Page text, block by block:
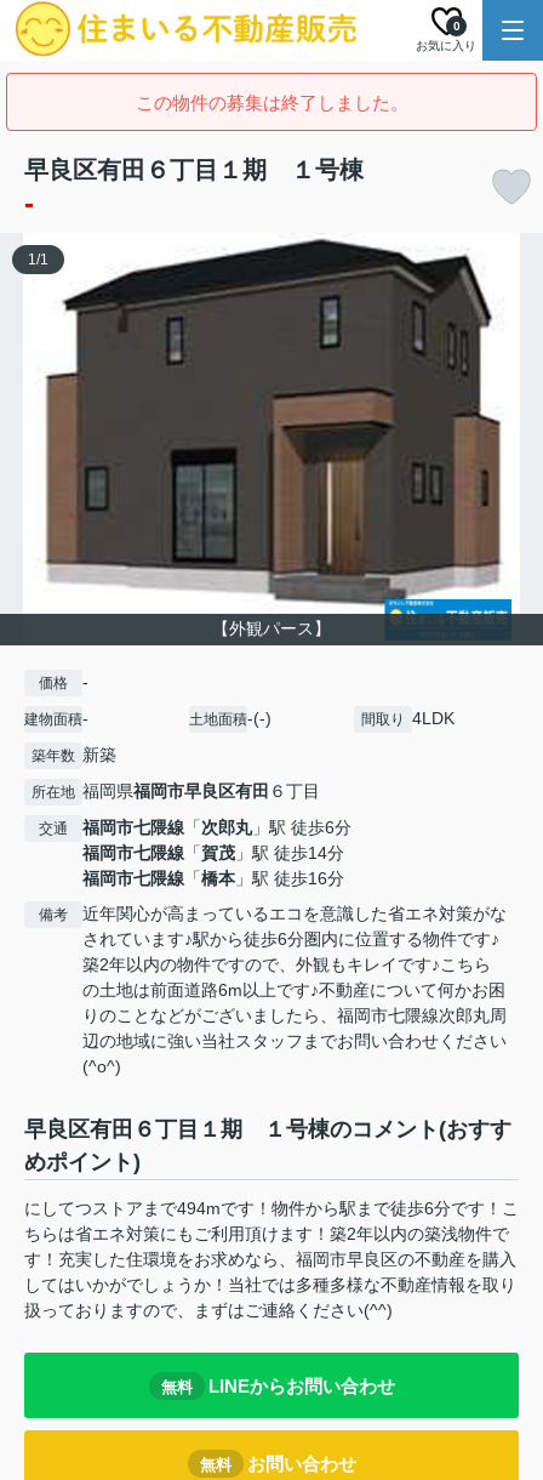
お気に入り
0
この物件の募集は終了しました。
早良区有田６丁目１期 １号棟
-
【外観パース】
1/1
価格 -
建物面積- 土地面積-(-) 間取り 4LDK
築年数 新築
所在地 福岡県福岡市早良区有田 ６丁目
交通 福岡市七隈線 「次郎丸」駅 徒歩6分
福岡市七隈線 「賀茂 」駅 徒歩14分
福岡市七隈線 「橋本 」駅 徒歩16分
備考
近年関心が高まっているエコを意識した省エネ対策がな
されています♪駅から徒歩6分圏内に位置する物件です♪
築2年以内の物件ですので、外観もキレイです♪こちら
の土地は前面道路6m以上です♪不動産について何かお困
りのことなどがございましたら、福岡市七隈線次郎丸周
辺の地域に強い当社スタッフまでお問い合わせください
(^o^)
早良区有田６丁目１期 １号棟のコメント(おすす
めポイント)
にしてつストアまで494mです！物件から駅まで徒歩6分です！こ
ちらは省エネ対策にもご利用頂けます！築2年以内の築浅物件で
す！充実した住環境をお求めなら、福岡市早良区の不動産を購入
してはいかがでしょうか！当社では多種多様な不動産情報を取り
扱っておりますので、まずはご連絡ください(^^)
無料 LINEからお問い合わせ
無料 お問い合わせ